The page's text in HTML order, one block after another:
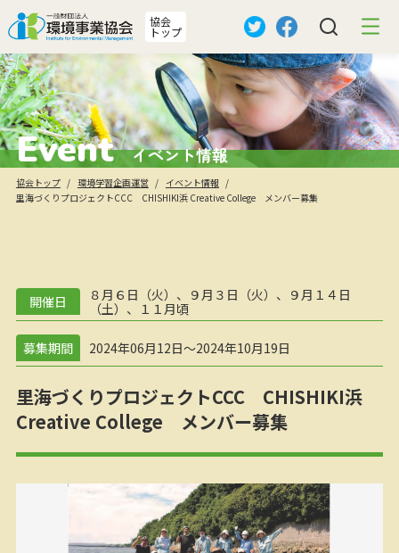
協会
トップ
Event イベント情報
協会トップ 環境学習企画運営
イベント情報
里海づくりプロジェクトCCC CHISHIKI浜 Creative College メンバー募集
開催日
８月６日（火）、９月３日（火）、９月１４日
（土）、１１月頃
募集期間 2024年06月12日～2024年10月19日
里海づくりプロジェクトCCC CHISHIKI浜
Creative College メンバー募集